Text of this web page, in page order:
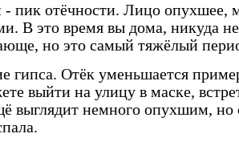
- пик отёчности. Лицо опухшее,
В это время вы дома, никуда
но это самый тяжёлый
гипса. Отёк уменьшается
выйти на улицу в маске,
выглядит немного опухшим, но